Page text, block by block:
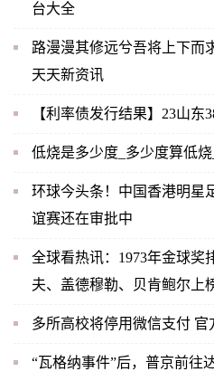
台大全
路漫漫其修远兮吾将上下而
天天新资讯
【利率债发行结果】23山东
低烧是多少度_多少度算低
环球今头条！中国香港明星
谊赛还在审批中
全球看热讯：1973年金球奖
夫、盖德穆勒、贝肯鲍尔上
多所高校将停用微信支付 官
“瓦格纳事件”后，普京前往